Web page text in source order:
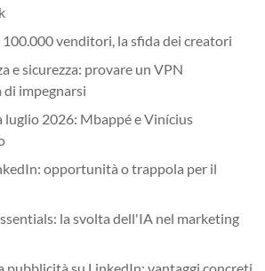
100.000 venditori, la sfida dei creatori
e sicurezza: provare un VPN
impegnarsi
luglio 2026: Mbappé e Vinícius
opportunità o trappola per il
la svolta dell'IA nel marketing
pubblicità su LinkedIn: vantaggi concreti